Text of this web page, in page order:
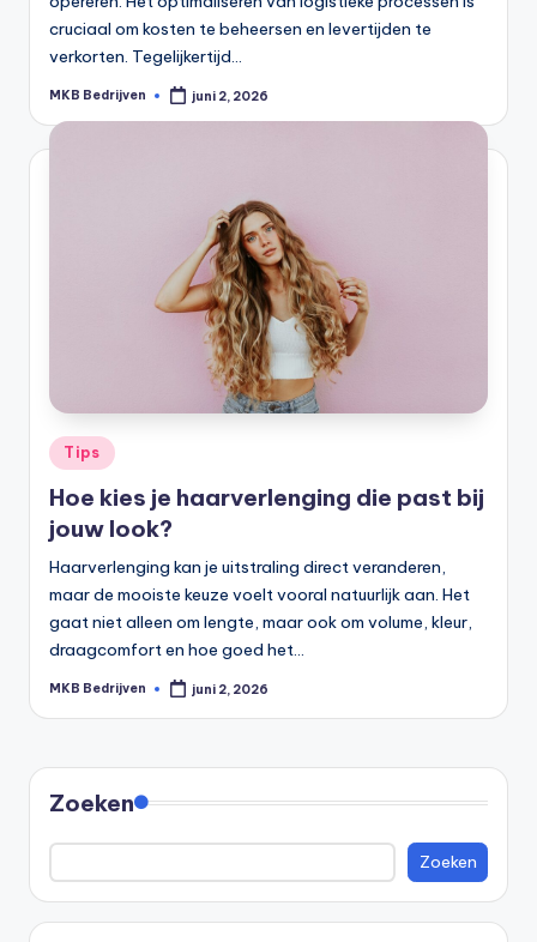
cruciaal om kosten te beheersen en levertijden te
verkorten. Tegelijkertijd…
MKB Bedrijven juni 2, 2026
Tips
Hoe kies je haarverlenging die past bij
jouw look?
Haarverlenging kan je uitstraling direct veranderen,
maar de mooiste keuze voelt vooral natuurlijk aan. Het
gaat niet alleen om lengte, maar ook om volume, kleur,
draagcomfort en hoe goed het…
MKB Bedrijven juni 2, 2026
Zoeken
Zoeken